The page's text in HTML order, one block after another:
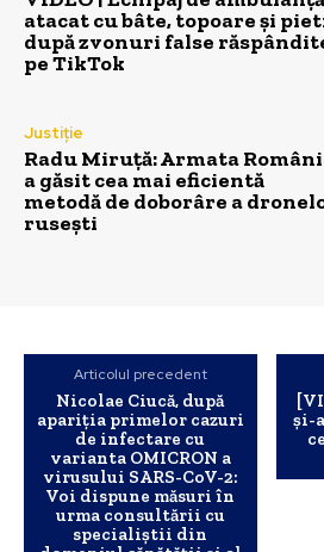
atacat cu bâte, topoare și
după zvonuri false
pe TikTok
Justiție
Radu Miruță: Armata
a găsit cea mai eficientă
metodă de doborâre a
rusești
Articolul precedent
Nicolae Ciucă, după
apariţia primelor cazuri
de infectare cu
varianta OMICRON a
virusului SARS-CoV-2:
Voi dispune măsuri în
urma consultării cu
specialiştii din
și-